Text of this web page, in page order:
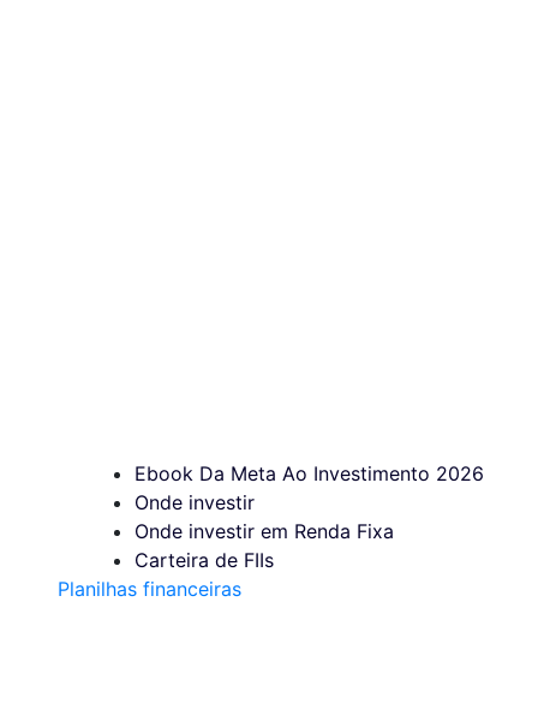
Ebook Da Meta Ao Investimento 2026
Onde investir
Onde investir em Renda Fixa
Carteira de FIIs
Planilhas financeiras